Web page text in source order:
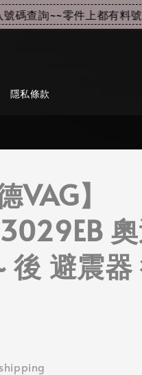
查詢~~零件上都有料號
隱私條款
VAG】
後 避震